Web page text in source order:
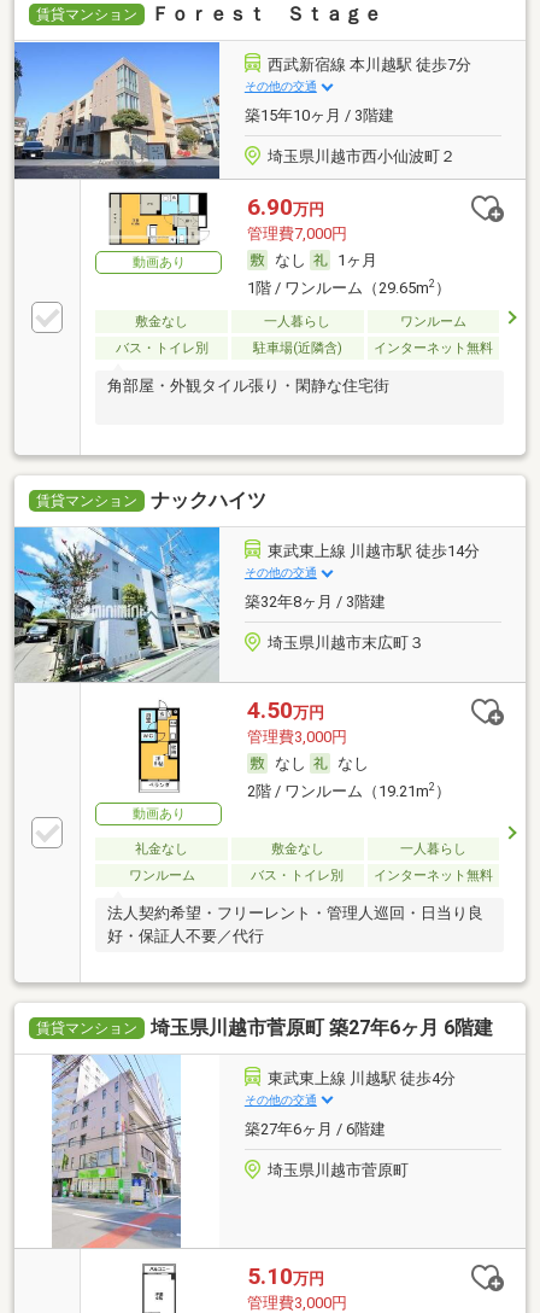
賃貸マンション Ｆｏｒｅｓｔ Ｓｔａｇｅ
西武新宿線 本川越駅 徒歩7分
その他の交通
築15年10ヶ月 / 3階建
埼玉県川越市西小仙波町２
動画あり
6.90万円
管理費7,000円
なし
1ヶ月
1階 / ワンルーム（29.65m2）
敷金なし 一人暮らし
ワンルーム
バス・トイレ別
駐車場(近隣含) インターネット無料
角部屋・外観タイル張り・閑静な住宅街
賃貸マンション ナックハイツ
東武東上線 川越市駅 徒歩14分
その他の交通
築32年8ヶ月 / 3階建
埼玉県川越市末広町３
動画あり
4.50万円
管理費3,000円
なし
なし
2階 / ワンルーム（19.21m2）
礼金なし 敷金なし
一人暮らし
ワンルーム
バス・トイレ別 インターネット無料
法人契約希望・フリーレント・管理人巡回・日当り良
好・保証人不要／代行
賃貸マンション 埼玉県川越市菅原町 築27年6ヶ月 6階建
東武東上線 川越駅 徒歩4分
その他の交通
築27年6ヶ月 / 6階建
埼玉県川越市菅原町
5.10万円
管理費3,000円